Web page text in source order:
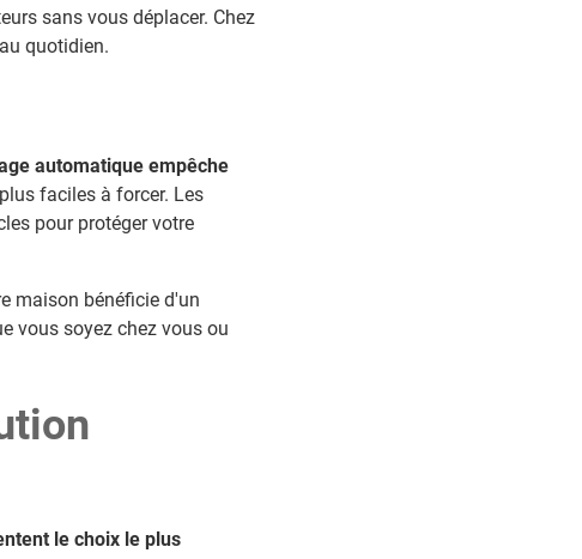
sans vous déplacer. Chez
quotidien.
automatique empêche
faciles à forcer. Les
pour protéger votre
maison bénéficie d'un
vous soyez chez vous ou
le choix le plus